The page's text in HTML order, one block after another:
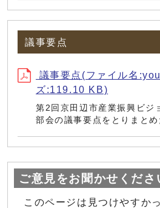
議事要点
議事要点(ファイル名
ズ:119.10 KB)
第2回京田辺市産業振興ビジ
部会の議事要点をとりまとめ
ご意見をお聞かせくださ
このページは見つけやすか